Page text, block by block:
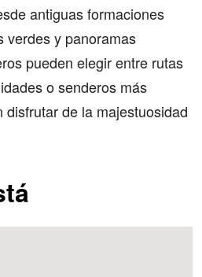
antiguas formaciones
verdes y panoramas
pueden elegir entre rutas
o senderos más
disfrutar de la majestuosidad